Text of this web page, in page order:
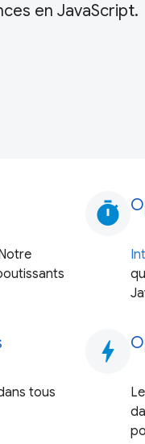
en JavaScript.
tous
timer
bolt